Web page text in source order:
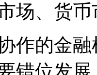
场、货
的金融
错位发